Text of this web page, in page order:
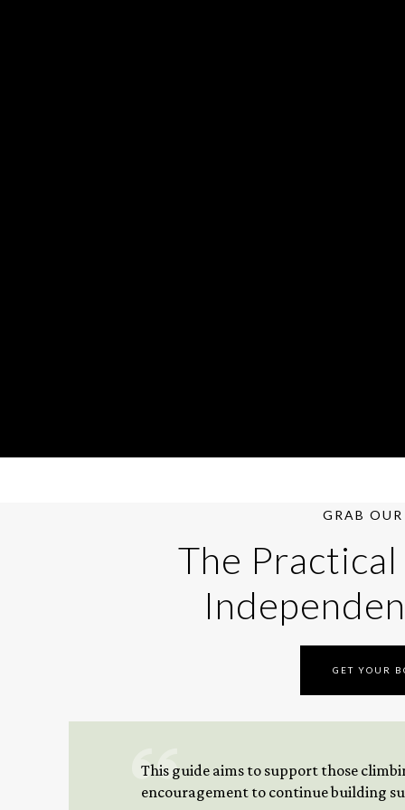
GRAB
The
GET YOUR
This guide aims to support those
encouragement to continue building